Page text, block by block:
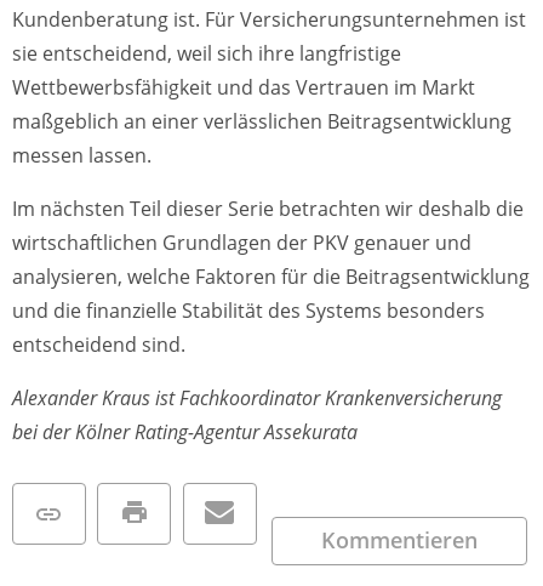
Kundenberatung ist. Für Versicherungsunternehmen ist
sie entscheidend, weil sich ihre langfristige
Wettbewerbsfähigkeit und das Vertrauen im Markt
maßgeblich an einer verlässlichen Beitragsentwicklung
messen lassen.
Im nächsten Teil dieser Serie betrachten wir deshalb die
wirtschaftlichen Grundlagen der PKV genauer und
analysieren, welche Faktoren für die Beitragsentwicklung
und die finanzielle Stabilität des Systems besonders
entscheidend sind.
Alexander Kraus ist Fachkoordinator Krankenversicherung
bei der Kölner Rating-Agentur Assekurata
Kommentieren